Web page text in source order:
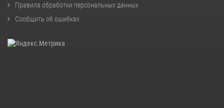
Правила обработки персональных данных
Сообщить об ошибках